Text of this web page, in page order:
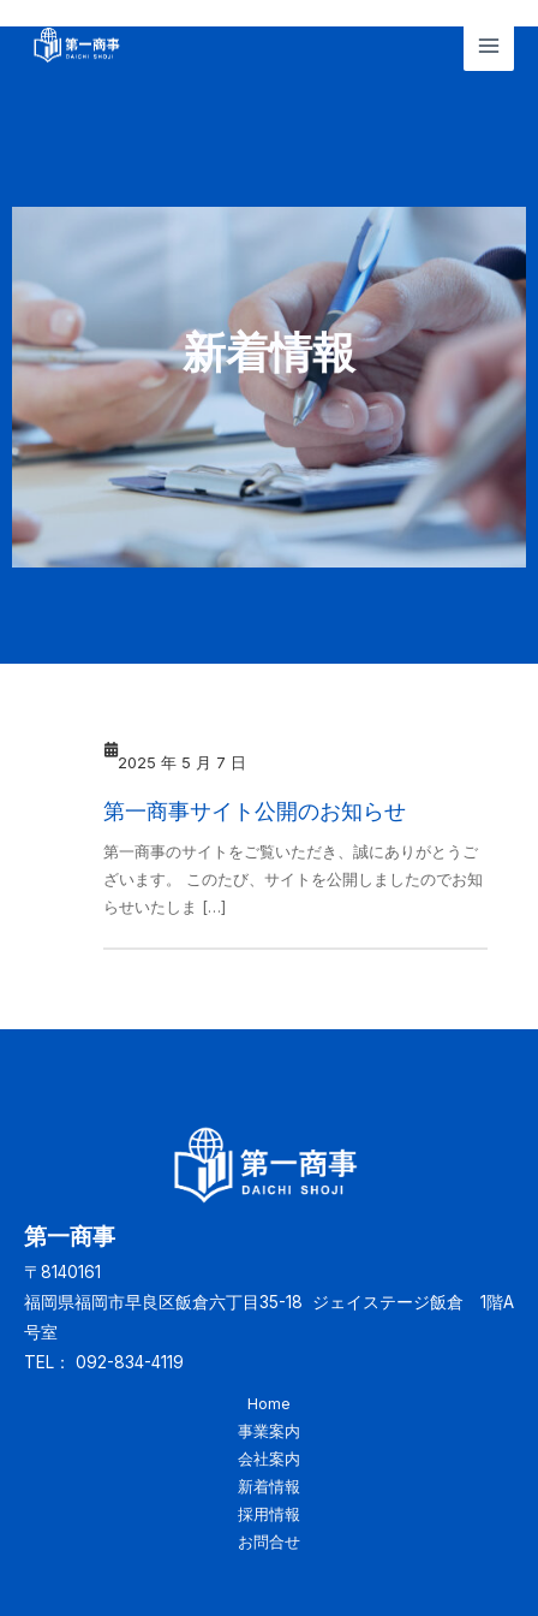
Main
新着情報
2025 年 5 月 7 日
第一商事サイト公開のお知らせ
第一商事のサイトをご覧いただき、誠にありがとうご
ざいます。 このたび、サイトを公開しましたのでお知
らせいたしま […]
第一商事
〒8140161
福岡県福岡市早良区飯倉六丁目35-18 ジェイステージ飯倉 1階A
号室
TEL： 092-834-4119
Home
事業案内
会社案内
新着情報
採用情報
お問合せ